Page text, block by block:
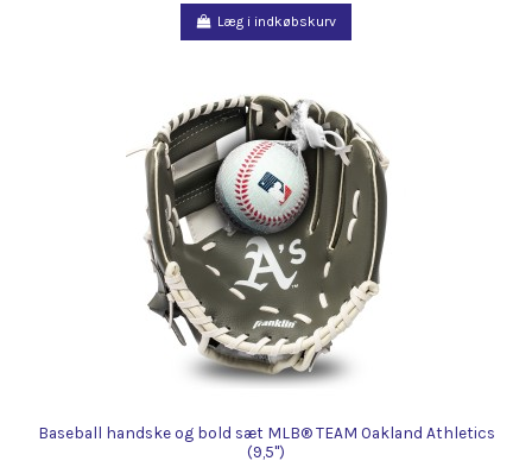
Læg i indkøbskurv
Baseball handske og bold sæt MLB® TEAM Oakland Athletics
(9,5")